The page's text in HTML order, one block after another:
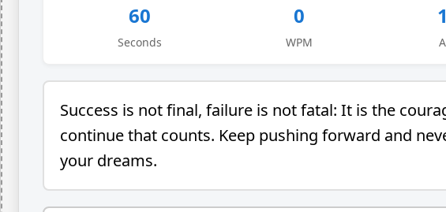
60
Seconds
0
WPM
Success is notfnal, failure is notfatal: It is the coura
continuethat counts. Keep pushing forward and nev
your dreams.